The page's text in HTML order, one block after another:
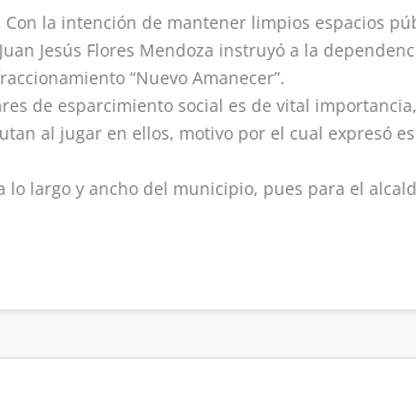
Con la intención de mantener limpios espacios
Jesús Flores Mendoza instruyó a la
“Nuevo Amanecer”.
de esparcimiento social es de vital
al jugar en ellos, motivo por el cual expresó
lo largo y ancho del municipio, pues para el